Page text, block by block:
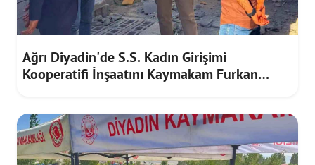
Ağrı Diyadin'de S.S. Kadın Girişimi
Kooperatifi İnşaatını Kaymakam Furkan